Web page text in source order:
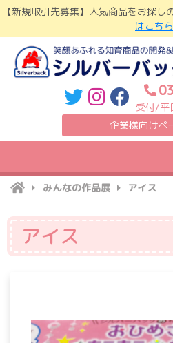
Skip
content
【新規取引先募集】人気商品をお探し
はこちら
受付/
企業様向けペ
みんなの作品展 アイス
アイス